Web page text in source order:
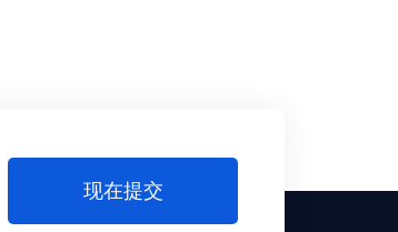
现在提交